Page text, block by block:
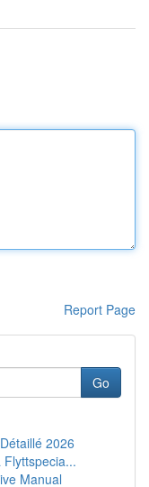
Report Page
Go
2026
Manual